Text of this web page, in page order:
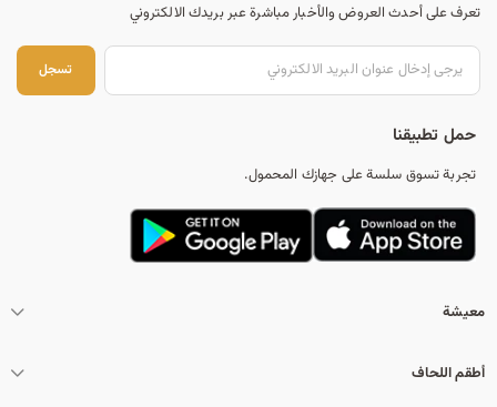
تعرف على أحدث العروض والأخبار مباشرة عبر بريدك الالكتروني
تسجل
حمل تطبيقنا
تجربة تسوق سلسة على جهازك المحمول.
معيشة
أطقم اللحاف